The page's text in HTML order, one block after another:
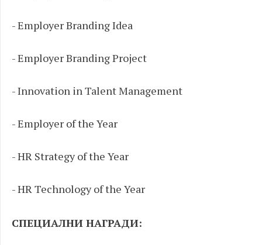
- Employer Branding Idea
- Employer Branding Project
- Innovation in Talent Management
- Employer of the Year
- HR Strategy of the Year
- HR Technology of the Year
СПЕЦИАЛНИ НАГРАДИ: